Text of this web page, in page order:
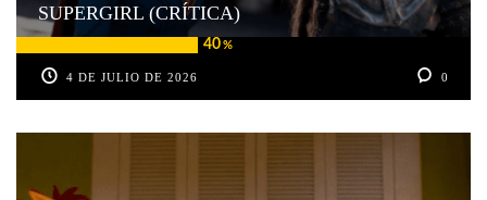
40%
SUPERGIRL (CRÍTICA)
4 DE JULIO DE 2026 0